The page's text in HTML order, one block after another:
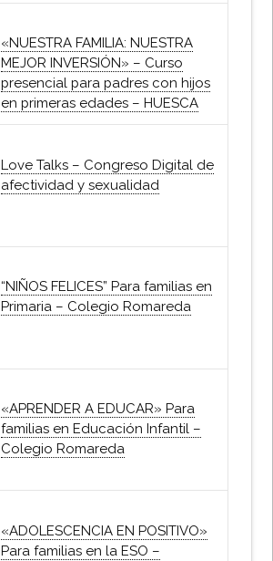
«NUESTRA FAMILIA: NUESTRA
MEJOR INVERSIÓN» – Curso
presencial para padres con hijos
en primeras edades – HUESCA
Love Talks – Congreso Digital de
afectividad y sexualidad
“NIÑOS FELICES” Para familias en
Primaria – Colegio Romareda
«APRENDER A EDUCAR» Para
familias en Educación Infantil –
Colegio Romareda
«ADOLESCENCIA EN POSITIVO»
Para familias en la ESO –